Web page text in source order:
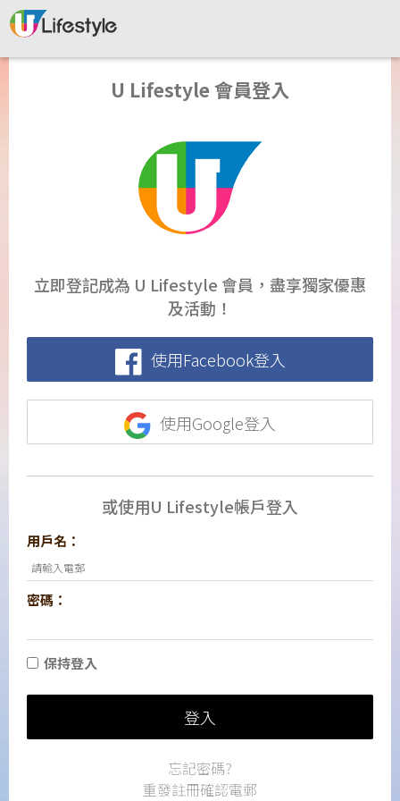
U Lifestyle 會員登入
立即登記成為 U Lifestyle 會員，盡享獨家優惠
及活動！
使用Facebook登入
使用Google登入
或使用U Lifestyle帳戶登入
用戶名：
密碼：
保持登入
登入
忘記密碼?
重發註冊確認電郵